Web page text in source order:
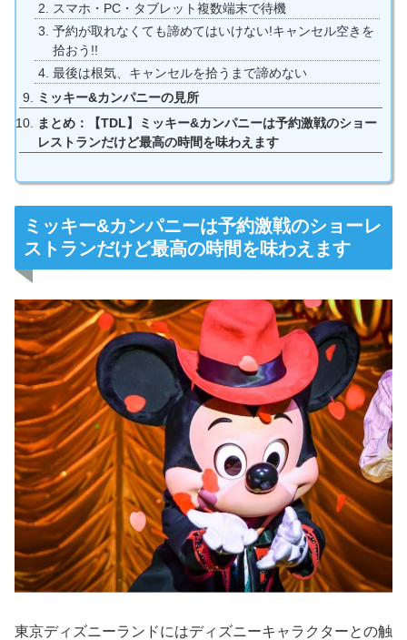
スマホ・PC・タブレット複数端末で待機
予約が取れなくても諦めてはいけない!キャンセル空きを
拾おう!!
最後は根気、キャンセルを拾うまで諦めない
ミッキー&カンパニーの見所
まとめ：【TDL】ミッキー&カンパニーは予約激戦のショー
レストランだけど最高の時間を味わえます
ミッキー&カンパニーは予約激戦のショーレ
ストランだけど最高の時間を味わえます
東京ディズニーランドにはディズニーキャラクターとの触